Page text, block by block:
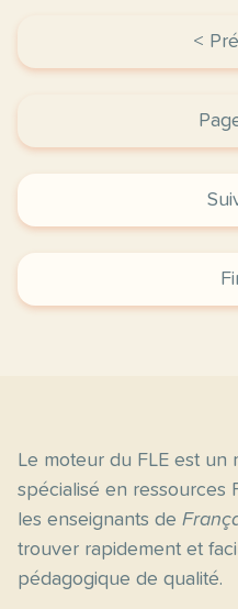
<
Le moteur du FLE est
spécialisé en ressources
les enseignants de
trouver rapidement et
pédagogique de qualité.